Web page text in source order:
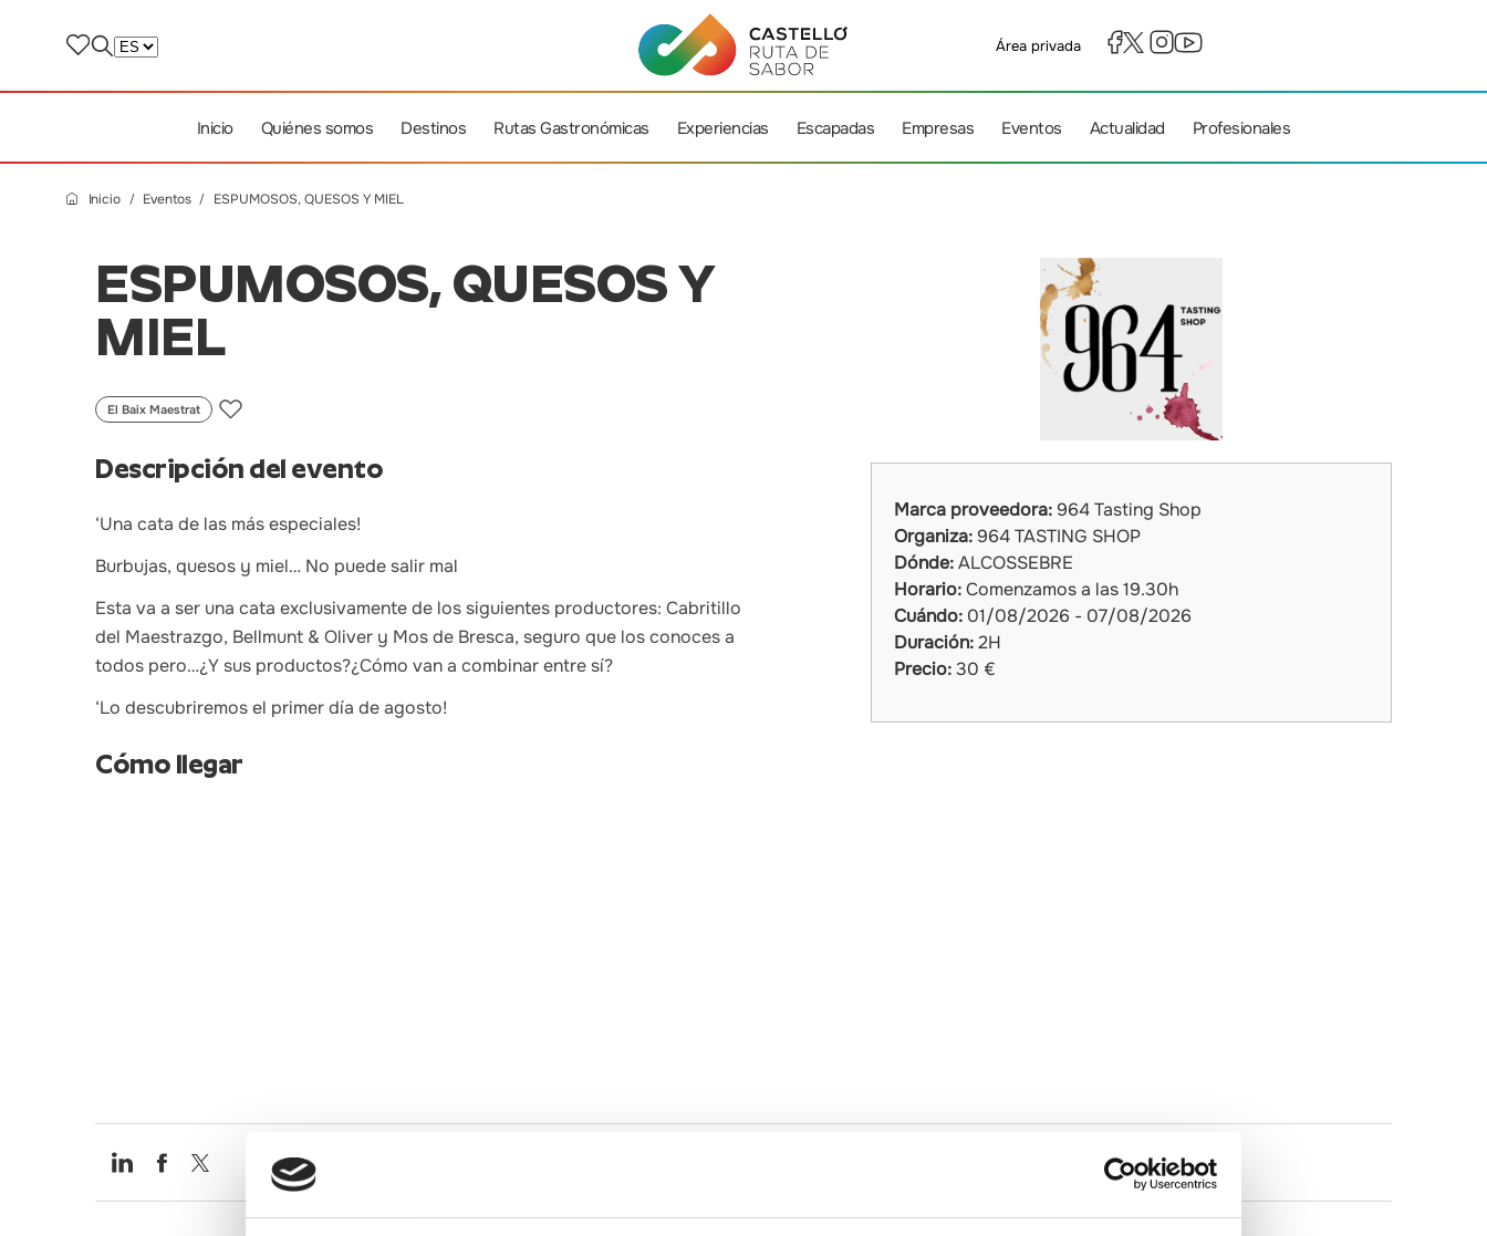
Área privada
Inicio Quiénes somos Destinos Rutas Gastronómicas Experiencias Escapadas Empresas Eventos Actualidad Profesionales
Inicio Eventos ESPUMOSOS, QUESOS Y MIEL
ESPUMOSOS, QUESOS Y
MIEL
El Baix Maestrat
Descripción del evento
‘Una cata de las más especiales!
Burbujas, quesos y miel… No puede salir mal
Esta va a ser una cata exclusivamente de los siguientes productores: Cabritillo
del Maestrazgo, Bellmunt & Oliver y Mos de Bresca, seguro que los conoces a
todos pero…¿Y sus productos?¿Cómo van a combinar entre sí?
‘Lo descubriremos el primer día de agosto!
Cómo llegar
Marca proveedora: 964 Tasting Shop
Organiza: 964 TASTING SHOP
Dónde:ALCOSSEBRE
Horario:Comenzamos a las 19.30h
Cuándo: 01/08/2026 - 07/08/2026
Duración:2H
Precio:30 €